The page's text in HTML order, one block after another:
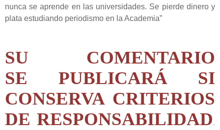
nunca se aprende en las universidades. Se pierde dinero y
plata estudiando periodismo en la Academia”
SU COMENTARIO
SE PUBLICARÁ SI
CONSERVA CRITERIOS
DE RESPONSABILIDAD .